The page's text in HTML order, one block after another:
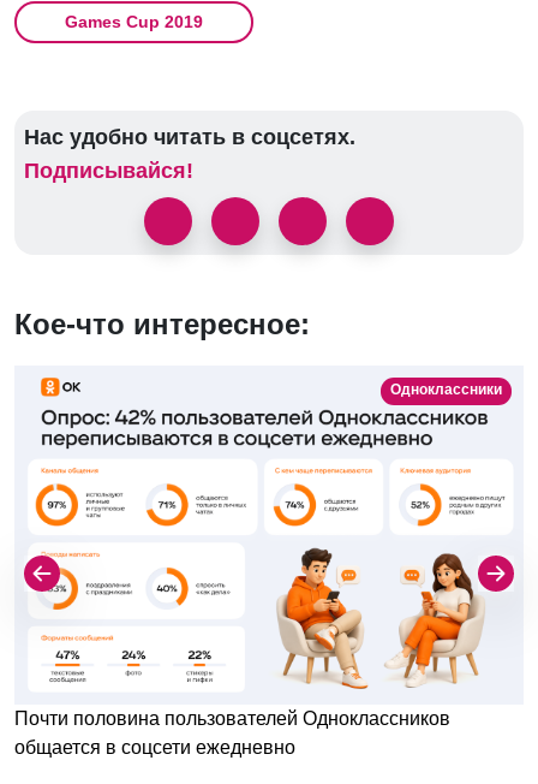
Games Cup 2019
Нас удобно читать в соцсетях.
Подписывайся!
Кое-что интересное:
Одноклассники
Почти половина пользователей Одноклассников
общается в соцсети ежедневно